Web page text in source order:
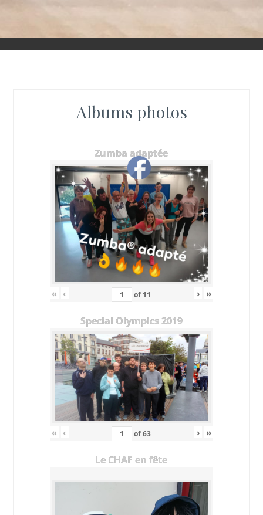
Albums photos
Zumba adaptée
« ‹ of 11 › »
Special Olympics 2019
« ‹ of63 › »
Le CHAF en fête